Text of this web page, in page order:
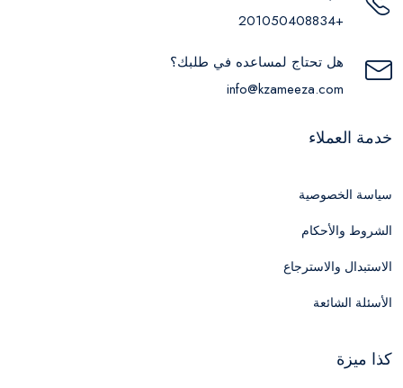
+201050408834
هل تحتاج لمساعده في طلبك؟
info@kzameeza.com
خدمة العملاء
سياسة الخصوصية
الشروط والأحكام
الاستبدال والاسترجاع
الأسئلة الشائعة
كذا ميزة